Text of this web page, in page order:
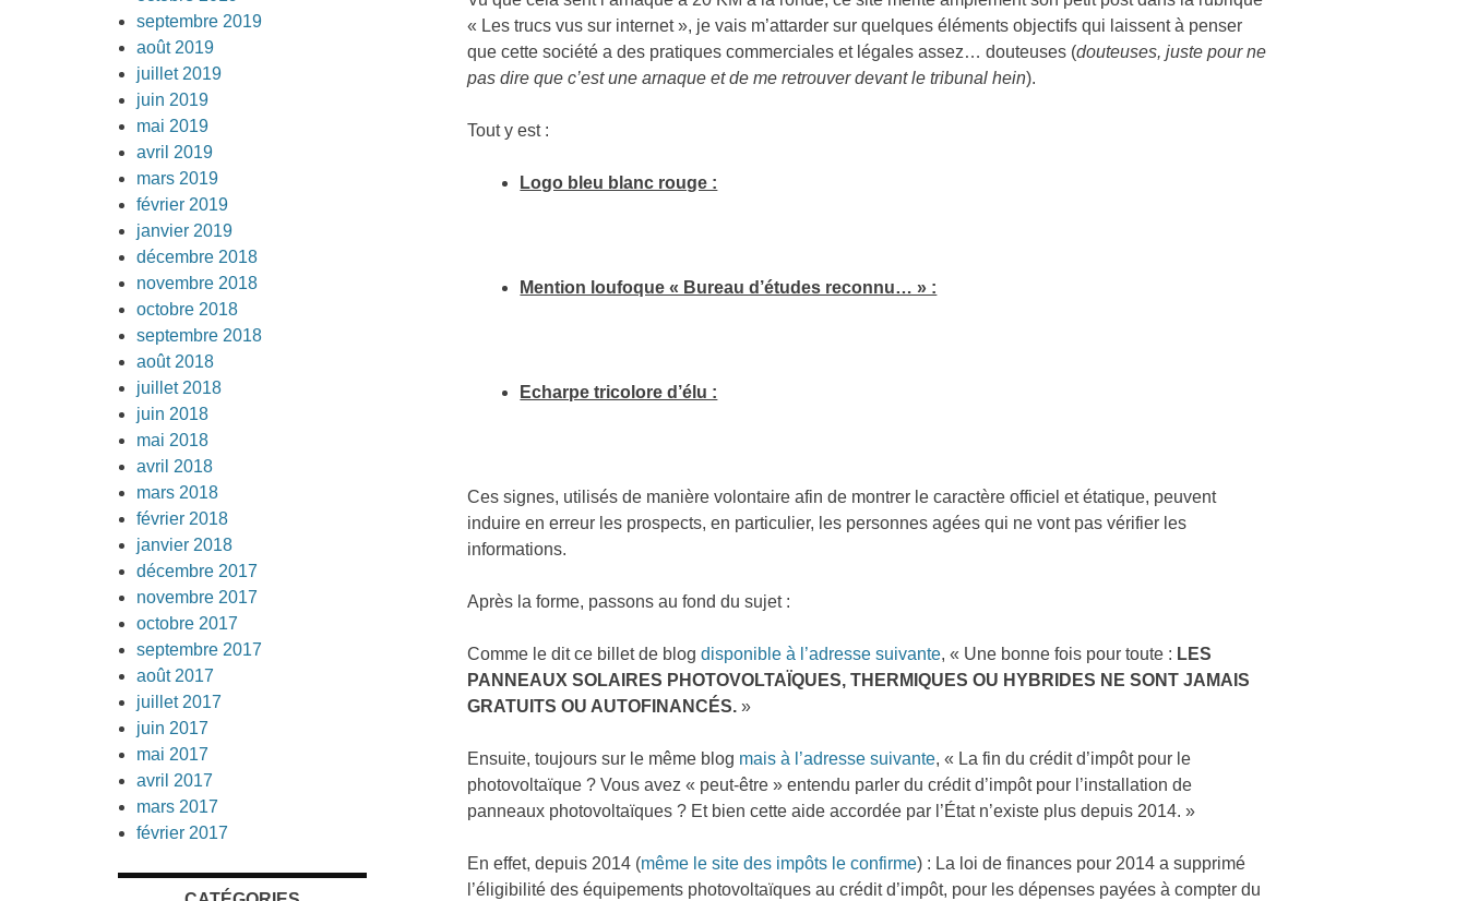
« Les trucs vus sur internet », je vais m’attarder sur quelques éléments objectifs qui laissent à penser
que cette société a des pratiques commerciales et légales assez… douteuses (douteuses, juste pour ne
pas dire que c’est une arnaque et de me retrouver devant le tribunal hein).
Tout y est :
Logo bleu blanc rouge :
Mention loufoque « Bureau d’études reconnu… » :
Echarpe tricolore d’élu :
Ces signes, utilisés de manière volontaire afin de montrer le caractère officiel et étatique, peuvent
induire en erreur les prospects, en particulier, les personnes agées qui ne vont pas vérifier les
informations.
Après la forme, passons au fond du sujet :
Comme le dit ce billet de blogdisponible à l’adresse suivante, « Une bonne fois pour toute : LES
PANNEAUX SOLAIRES PHOTOVOLTAÏQUES, THERMIQUES OU HYBRIDES NE SONT JAMAIS
GRATUITS OU AUTOFINANCÉS. »
Ensuite, toujours sur le même blog mais à l’adresse suivante, « La fin du crédit d’impôt pour le
photovoltaïque ? Vous avez « peut-être » entendu parler du crédit d’impôt pour l’installation de
panneaux photovoltaïques ? Et bien cette aide accordée par l’État n’existe plus depuis 2014. »
En effet, depuis 2014 (même le site des impôts le confirme) : La loi de finances pour 2014 a supprimé
l’éligibilité des équipements photovoltaïques au crédit d’impôt, pour les dépenses payées à compter du
septembre 2019
août 2019
juillet 2019
juin 2019
mai 2019
avril 2019
mars 2019
février 2019
janvier 2019
décembre 2018
novembre 2018
octobre 2018
septembre 2018
août 2018
juillet 2018
juin 2018
mai 2018
avril 2018
mars 2018
février 2018
janvier 2018
décembre 2017
novembre 2017
octobre 2017
septembre 2017
août 2017
juillet 2017
juin 2017
mai 2017
avril 2017
mars 2017
février 2017